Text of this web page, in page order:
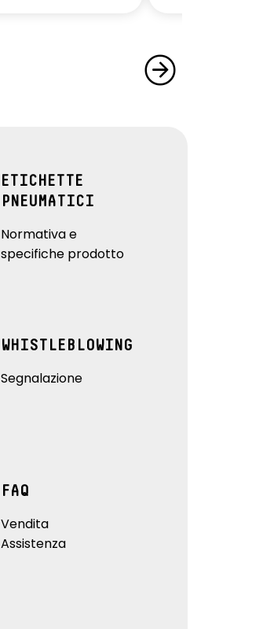
ETICHETTE
PNEUMATICI
Normativa e
specifiche prodotto
WHISTLEBLOWING
Segnalazione
FAQ
Vendita
Assistenza